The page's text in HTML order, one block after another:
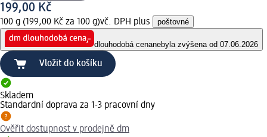
199,00 Kč
100 g (199,00 Kč za 100 g)vč. DPH plus poštovné
dlouhodobá cenanebyla zvýšena od 07.06.2026
Vložit do košíku
Skladem
Standardní doprava za 1-3 pracovní dny
Ověřit dostupnost v prodejně dm